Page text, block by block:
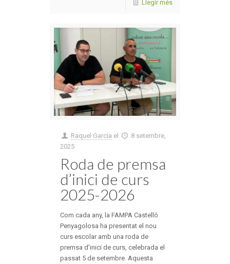
Llegir més
Raquel García el
8 setembre,
2025
Roda de premsa
d’inici de curs
2025-2026
Com cada any, la FAMPA Castelló
Penyagolosa ha presentat el nou
curs escolar amb una roda de
premsa d’inici de curs, celebrada el
passat 5 de setembre. Aquesta